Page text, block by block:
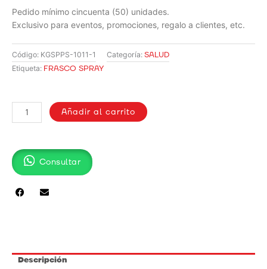
Pedido mínimo cincuenta (50) unidades.
Exclusivo para eventos, promociones, regalo a clientes, etc.
Código: KGSPPS-1011-1 Categoría: SALUD
Etiqueta: FRASCO SPRAY
SPRAY
10
(VACÍO)
/
PS-
1011-
Añadir al carrito
Consultar
Descripción